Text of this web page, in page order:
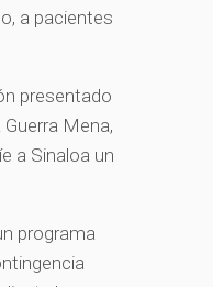
a pacientes
presentado
Mena,
a Sinaloa un
programa